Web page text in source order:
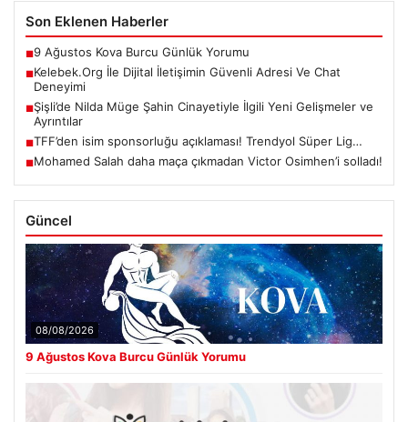
Son Eklenen Haberler
■9 Ağustos Kova Burcu Günlük Yorumu
■Kelebek.Org İle Dijital İletişimin Güvenli Adresi Ve Chat
Deneyimi
■Şişli’de Nilda Müge Şahin Cinayetiyle İlgili Yeni Gelişmeler ve
Ayrıntılar
■TFF’den isim sponsorluğu açıklaması! Trendyol Süper Lig…
■Mohamed Salah daha maça çıkmadan Victor Osimhen’i solladı!
Güncel
08/08/2026
9 Ağustos Kova Burcu Günlük Yorumu